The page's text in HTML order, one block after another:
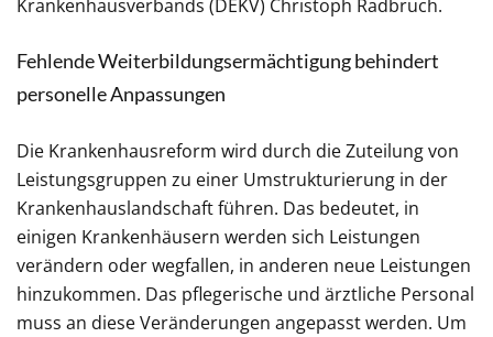
Krankenhausverbands (DEKV) Christoph Radbruch.
Fehlende Weiterbildungsermächtigung behindert
personelle Anpassungen
Die Krankenhausreform wird durch die Zuteilung von
Leistungsgruppen zu einer Umstrukturierung in der
Krankenhauslandschaft führen. Das bedeutet, in
einigen Krankenhäusern werden sich Leistungen
verändern oder wegfallen, in anderen neue Leistungen
hinzukommen. Das pflegerische und ärztliche Personal
muss an diese Veränderungen angepasst werden. Um